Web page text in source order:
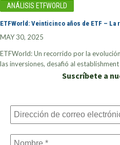
ANÁLISIS ETFWORLD
ETFWorld: Veinticinco años de ETF –
MAY 30, 2025
ETFWorld: Un recorrido por la
las inversiones, desafió al
Suscríbete a